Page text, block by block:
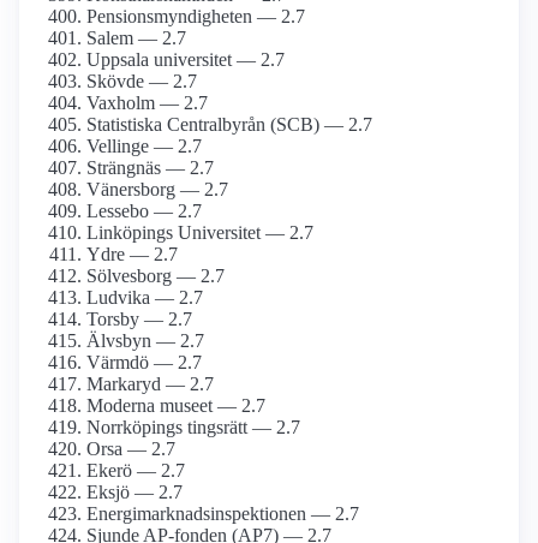
Pensionsmyndigheten — 2.7
Salem — 2.7
Uppsala universitet — 2.7
Skövde — 2.7
Vaxholm — 2.7
Statistiska Centralbyrån (SCB) — 2.7
Vellinge — 2.7
Strängnäs — 2.7
Vänersborg — 2.7
Lessebo — 2.7
Linköpings Universitet — 2.7
Ydre — 2.7
Sölvesborg — 2.7
Ludvika — 2.7
Torsby — 2.7
Älvsbyn — 2.7
Värmdö — 2.7
Markaryd — 2.7
Moderna museet — 2.7
Norrköpings tingsrätt — 2.7
Orsa — 2.7
Ekerö — 2.7
Eksjö — 2.7
Energimarknadsinspektionen — 2.7
Sjunde AP-fonden (AP7) — 2.7